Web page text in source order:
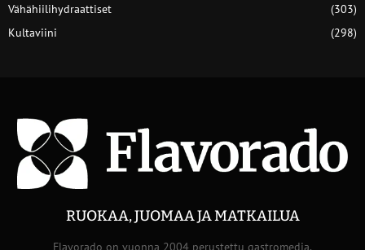
Vähähiilihydraattiset
(303)
Kultaviini
(298)
RUOKAA, JUOMAA JA MATKAILUA
Flavorado on vuonna 2004 perustettu gastromedia.